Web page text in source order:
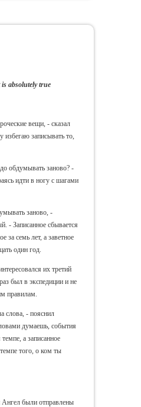
absolutely true
вещи, - сказал
записывать то,
обдумывать заново? -
идти в ногу с шагами
заново, -
- Записанное сбывается
за семь лет, а заветное
один год.
их третий
был в экспедиции и не
правилам.
слова, - пояснил
думаешь, события
а записанное
того, о ком ты
были отправлены